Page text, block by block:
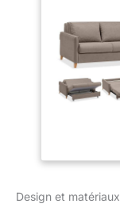
Design et matériaux